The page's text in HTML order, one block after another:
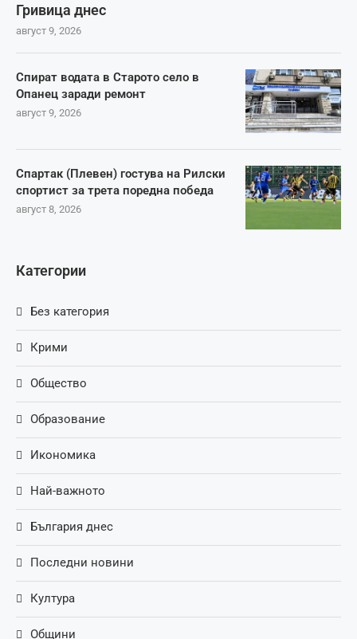
Гривица днес
август 9, 2026
Спират водата в Старото село в
Опанец заради ремонт
август 9, 2026
Спартак (Плевен) гостува на Рилски
спортист за трета поредна победа
август 8, 2026
Категории
Без категория
Крими
Общество
Образование
Икономика
Най-важното
България днес
Последни новини
Култура
Общини